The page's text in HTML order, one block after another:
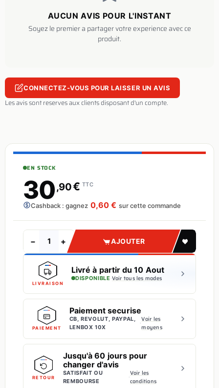
AUCUN AVIS POUR L'INSTANT
Soyez le premier a partager votre experience avec ce
produit.
CONNECTEZ-VOUS POUR LAISSER UN AVIS
Les avis sont reserves aux clients disposant d'un compte.
EN STOCK
30 ,90€ TTC
Cashback : gagnez 0,60 € sur cette commande
− + AJOUTER
LIVRAISON
Livré à partir du 10 Aout
DISPONIBLE ·Voir tous les modes
PAIEMENT
Paiement securise
CB, REVOLUT, PAYPAL,
LENBOX 10X
·Voir les
moyens
RETOUR
Jusqu'à 60 jours pour
changer d'avis
SATISFAIT OU
REMBOURSE
·Voir les
conditions